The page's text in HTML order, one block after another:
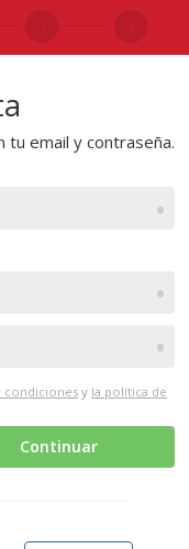
tu email y contraseña.
•
•
•
condicionesy la política de
Continuar